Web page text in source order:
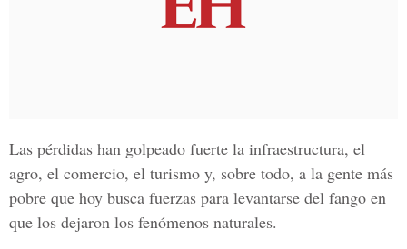
Las pérdidas han golpeado fuerte la infraestructura, el
agro, el comercio, el turismo y, sobre todo, a la gente más
pobre que hoy busca fuerzas para levantarse del fango en
que los dejaron los fenómenos naturales.